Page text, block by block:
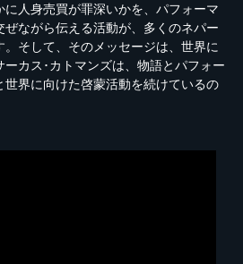
人身売買が罪深いかを、パフォーマ
ぜながら伝える活動が、多くのネパー
そして、そのメッセージは、世界に
ーカス･カトマンズは、物語とパフォー
世界に向けた啓蒙活動を続けているの